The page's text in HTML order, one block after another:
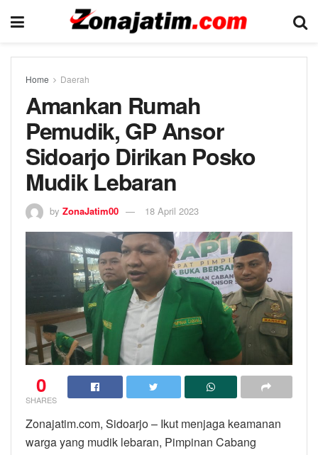
Home Daerah
Amankan Rumah
Pemudik, GP Ansor
Sidoarjo Dirikan Posko
Mudik Lebaran
by ZonaJatim00 18 April 2023
0
SHARES
Zonajatim.com, Sidoarjo – Ikut menjaga keamanan
warga yang mudik lebaran, Pimpinan Cabang